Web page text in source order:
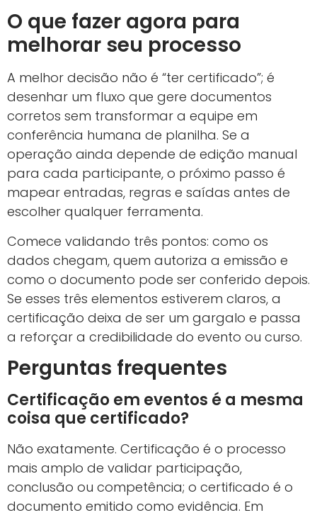
O que fazer agora para
melhorar seu processo
A melhor decisão não é “ter certificado”; é
desenhar um fluxo que gere documentos
corretos sem transformar a equipe em
conferência humana de planilha. Se a
operação ainda depende de edição manual
para cada participante, o próximo passo é
mapear entradas, regras e saídas antes de
escolher qualquer ferramenta.
Comece validando três pontos: como os
dados chegam, quem autoriza a emissão e
como o documento pode ser conferido depois.
Se esses três elementos estiverem claros, a
certificação deixa de ser um gargalo e passa
a reforçar a credibilidade do evento ou curso.
Perguntas frequentes
Certificação em eventos é a mesma
coisa que certificado?
Não exatamente. Certificação é o processo
mais amplo de validar participação,
conclusão ou competência; o certificado é o
documento emitido como evidência. Em